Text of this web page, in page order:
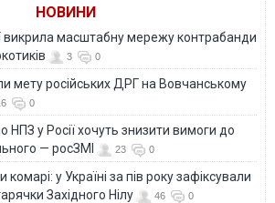
НОВИНИ
викрила масштабну мережу контрабанди
3 0
мету російських ДРГ на Вовчанському
0
НПЗ у Росії хочуть знизити вимоги до
— росЗМІ
23 0
у Україні за пів року зафіксували
Західного Нілу
46 0